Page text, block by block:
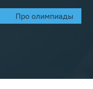
Про олимпиады